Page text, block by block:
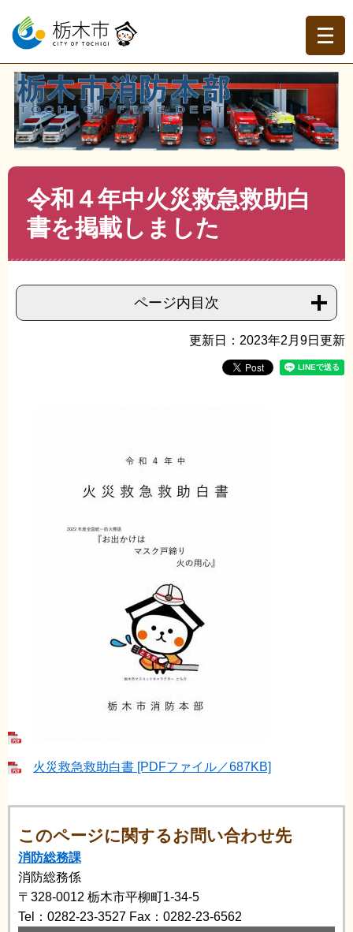
ー
の
す。
ニ
ー
本
現在地
トップページ >栃木市消防本部 > 消防本部>消防本部ト
ピックス>>令和４年中火災救急救助白書を掲載しました
令和４年中火災救急救助白
書を掲載しました
ページ内目次
更新日：2023年2月9日更新
火災救急救助白書 [PDFファイル／687KB]
このページに関するお問い合わせ先
消防総務課
消防総務係
〒328-0012 栃木市平柳町1-34-5
Tel：0282-23-3527 Fax：0282-23-6562